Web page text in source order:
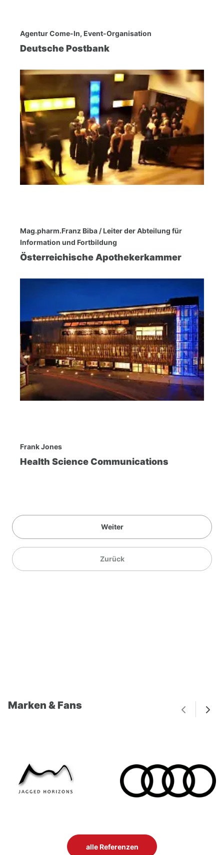
Agentur Come-In, Event-Organisation
Deutsche Postbank
Mag.pharm.Franz Biba / Leiter der Abteilung für
Information und Fortbildung
Österreichische Apothekerkammer
Frank Jones
Health Science Communications
Weiter
Zurück
Marken & Fans
alle Referenzen